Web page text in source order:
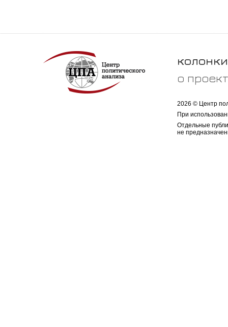
колонки
о
2026 © Центр
При
Отдельные
не